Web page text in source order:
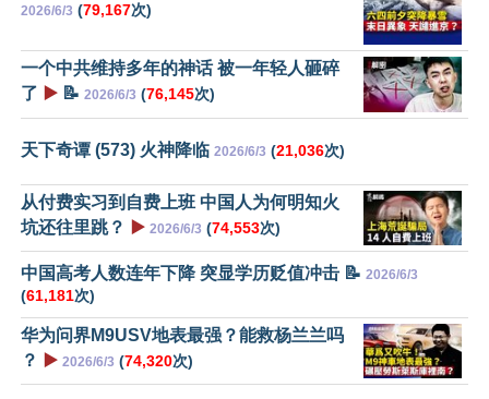
2026/6/3 (79,167次)
一个中共维持多年的神话 被一年轻人砸碎
了 ▶️ 📝 2026/6/3 (76,145次)
天下奇谭 (573) 火神降临 2026/6/3 (21,036次)
从付费实习到自费上班 中国人为何明知火
坑还往里跳？
▶️ 2026/6/3 (74,553次)
中国高考人数连年下降 突显学历贬值冲击 📝 2026/6/3
(61,181次)
华为问界M9USV地表最强？能救杨兰兰吗
？
▶️ 2026/6/3 (74,320次)